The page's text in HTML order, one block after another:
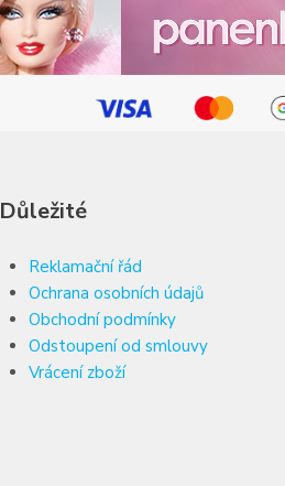
Důležité
Reklamační řád
Ochrana osobních údajů
Obchodní podmínky
Odstoupení od smlouvy
Vrácení zboží